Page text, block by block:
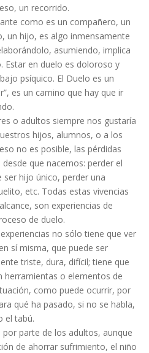
un recorrido.
como es un compañero, un
un hijo, es algo inmensamente
asumiendo, implica
Estar en duelo es doloroso y
psíquico. El Duelo es un
es un camino que hay que ir
o adultos siempre nos gustaría
hijos, alumnos, o a los
no es posible, las pérdidas
que nacemos: perder el
hijo único, perder una
etc. Todas estas vivencias
son experiencias de
de duelo.
no sólo tiene que ver
sí misma, que puede ser
triste, dura, difícil; tiene que
herramientas o elementos de
como puede ocurrir, por
qué ha pasado, si no se habla,
el tabú.
parte de los adultos, aunque
de ahorrar sufrimiento, el niño